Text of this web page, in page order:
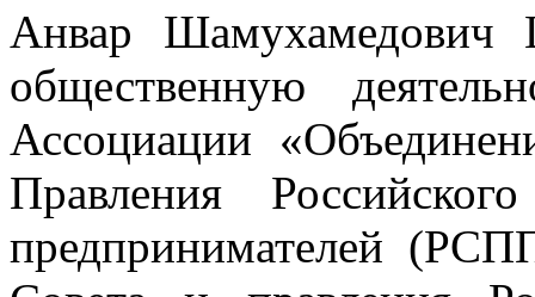
Анвар Шамухамедович
общественную
Ассоциации
Правления
предпринимателей